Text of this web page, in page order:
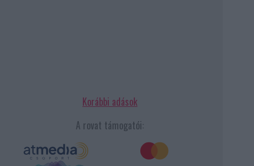
Korábbi adások
A rovat támogatói: